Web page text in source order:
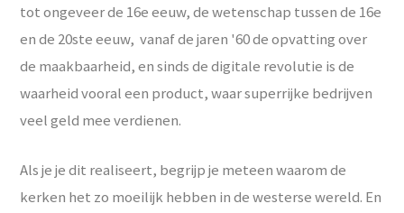
tot ongeveer de 16e eeuw, de wetenschap tussen de 16e
en de 20ste eeuw, vanaf de jaren '60 de opvatting over
de maakbaarheid, en sinds de digitale revolutie is de
waarheid vooral een product, waar superrijke bedrijven
veel geld mee verdienen.
Als je je dit realiseert, begrijp je meteen waarom de
kerken het zo moeilijk hebben in de westerse wereld. En